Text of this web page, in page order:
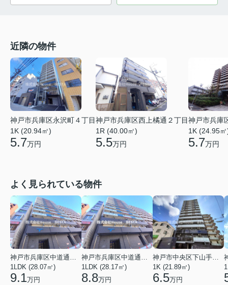
近隣の物件
神戸市兵庫区永沢町４丁目
1K (20.94㎡)
5.7万円
神戸市兵庫区西上橘通２丁目
1R (40.00㎡)
5.5万円
神戸市兵庫
1K (24.95
5.7万円
よく見られている物件
1LDK (28.07㎡)
9.1万円
1LDK (28.17㎡)
8.8万円
1K (21.89㎡)
6.5万円